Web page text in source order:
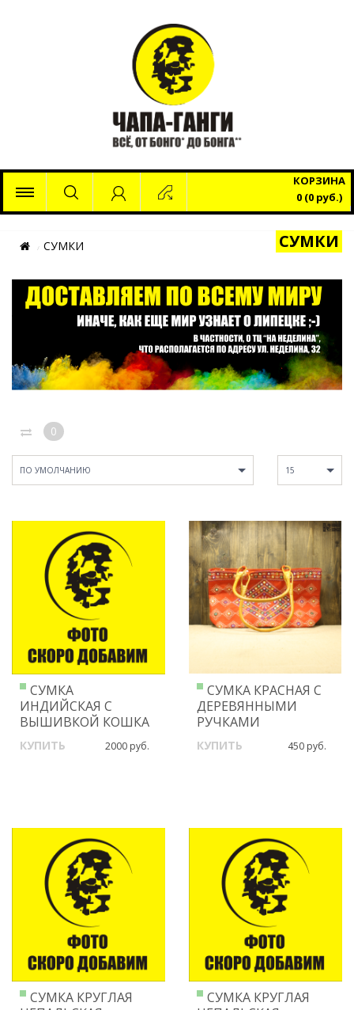
КОРЗИНА
0 (0 руб.)
СУМКИ СУМКИ
0
ПО УМОЛЧАНИЮ 15
СУМКА
ИНДИЙСКАЯ С
ВЫШИВКОЙ КОШКА
КУПИТЬ 2000 руб.
СУМКА КРАСНАЯ С
ДЕРЕВЯННЫМИ
РУЧКАМИ
КУПИТЬ 450 руб.
СУМКА КРУГЛАЯ
СУМКА КРУГЛАЯ